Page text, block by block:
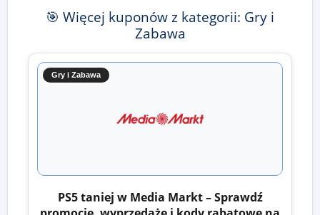
🎯 Więcej kuponów z kategorii: Gry i
Zabawa
Gry i Zabawa
PS5 taniej w Media Markt – Sprawdź